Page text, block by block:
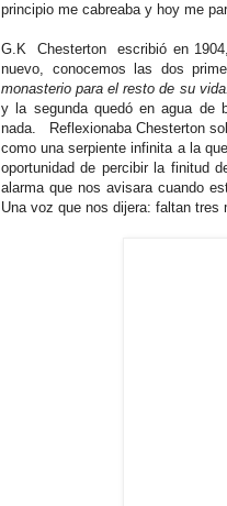
principio me cabreaba y hoy me
G.K Chesterton escribió en
nuevo, conocemos las dos
monasterio para el resto de su vida.
y la segunda quedó en agua de
nada. Reflexionaba Chesterton
como una serpiente infinita a la
oportunidad de percibir la finitud
alarma que nos avisara cuando
Una voz que nos dijera: faltan